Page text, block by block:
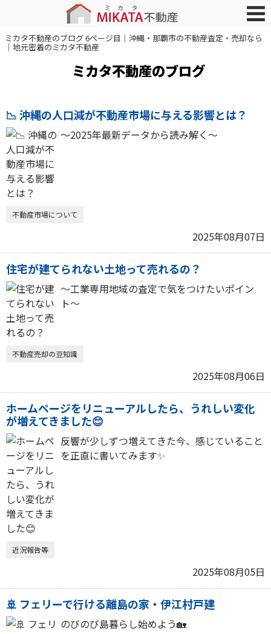
ミカタ不動産のブログ 6ページ目｜沖縄・那覇市の不動産査定・売却なら
｜地元密着のミカタ不動産
ミカタ不動産のブログ
📉 沖縄の人口減が不動産市場に与える影響とは？
〜2025年最新データから読み解く〜
不動産市場について
2025年08月07日
住宅が建てられない土地って売れるの？
〜工業専用地域の査定で気をつけたいポイン
ト〜
不動産売却の豆知識
2025年08月06日
ホームページをリニューアルしたら、うれしい変化
が増えてきました😊
反響が少しずつ増えてきた今、感じていること
を正直に書いてみます✨
近況報告等
2025年08月05日
🚢 フェリーで行ける離島の家・伊江村戸建
のびのび島暮らし始めよう🏡